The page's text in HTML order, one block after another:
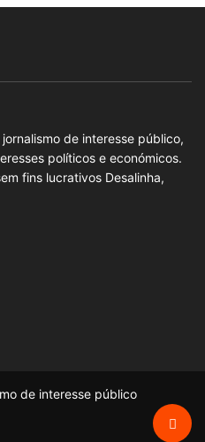
de interesse público,
políticos e económicos.
fins lucrativos Desalinha,
de interesse público